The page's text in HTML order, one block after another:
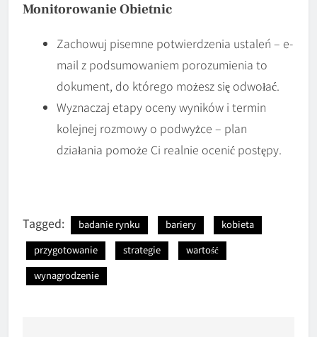
Monitorowanie Obietnic
Zachowuj pisemne potwierdzenia ustaleń – e-
mail z podsumowaniem porozumienia to
dokument, do którego możesz się odwołać.
Wyznaczaj etapy oceny wyników i termin
kolejnej rozmowy o podwyżce – plan
działania pomoże Ci realnie ocenić postępy.
Tagged: badanie rynku bariery
kobieta
przygotowanie
strategie
wartość
wynagrodzenie